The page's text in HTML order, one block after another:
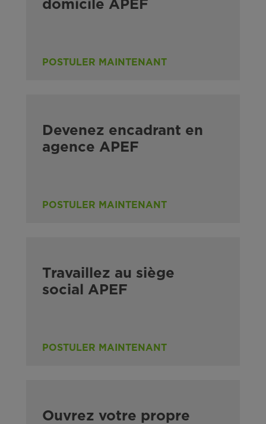
domicile APEF
POSTULER MAINTENANT
Devenez encadrant en
agence APEF
POSTULER MAINTENANT
Travaillez au siège
social APEF
POSTULER MAINTENANT
Ouvrez votre propre